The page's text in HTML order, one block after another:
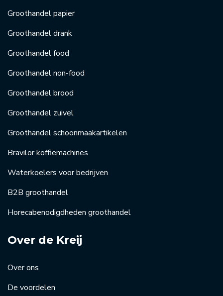
Groothandel papier
Groothandel drank
Groothandel food
Groothandel non-food
Groothandel brood
Groothandel zuivel
Groothandel schoonmaakartikelen
Bravilor koffiemachines
Waterkoelers voor bedrijven
B2B groothandel
Horecabenodigdheden groothandel
Over de Kreij
Over ons
De voordelen